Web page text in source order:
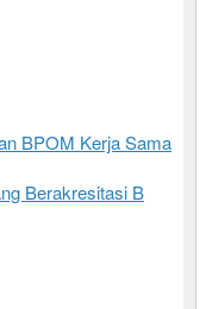
BPOM Kerja Sama
Berakresitasi B